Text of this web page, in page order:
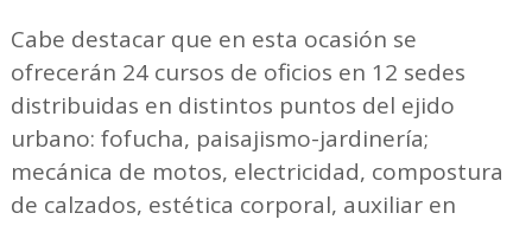
Cabe destacar que en esta ocasión se
ofrecerán 24 cursos de oficios en 12 sedes
distribuidas en distintos puntos del ejido
urbano: fofucha, paisajismo-jardinería;
mecánica de motos, electricidad, compostura
de calzados, estética corporal, auxiliar en